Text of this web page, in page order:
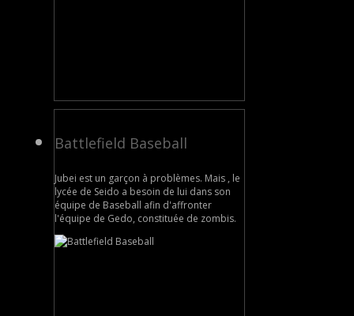
Battlefield Baseball
Jubei est un garçon à problèmes. Mais , le
lycée de Seido a besoin de lui dans son
équipe de Baseball afin d'affronter
l'équipe de Gedo, constituée de zombis.